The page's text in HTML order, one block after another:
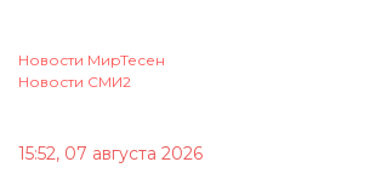
Новости МирТесен
Новости СМИ2
15:52, 07 августа 2026